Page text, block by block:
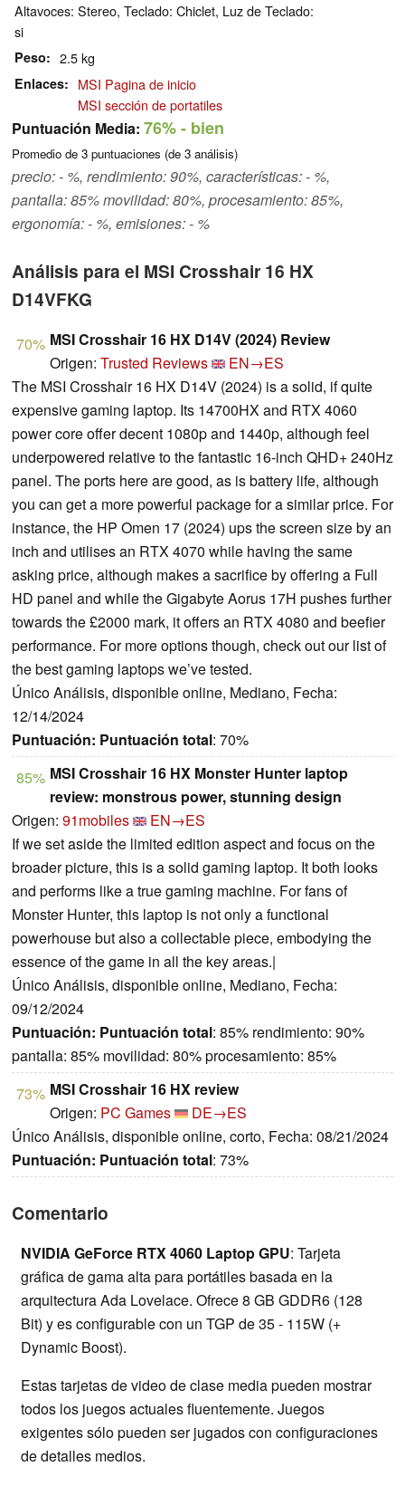
Altavoces: Stereo, Teclado: Chiclet, Luz de Teclado:
si
Peso 2.5 kg
Enlaces
MSI Pagina de inicio
MSI sección de portatiles
Puntuación Media: 76%- bien
Promedio de 3 puntuaciones (de 3 análisis)
precio: - %, rendimiento: 90%, características: - %,
pantalla: 85% movilidad: 80%, procesamiento: 85%,
ergonomía: - %, emisiones: - %
Análisis para el MSI Crosshair 16 HX
D14VFKG
70% MSI Crosshair 16 HX D14V (2024) Review
Origen: Trusted Reviews
EN→ES
The MSI Crosshair 16 HX D14V (2024) is a solid, if quite
expensive gaming laptop. Its 14700HX and RTX 4060
power core offer decent 1080p and 1440p, although feel
underpowered relative to the fantastic 16-inch QHD+ 240Hz
panel. The ports here are good, as is battery life, although
you can get a more powerful package for a similar price. For
instance, the HP Omen 17 (2024) ups the screen size by an
inch and utilises an RTX 4070 while having the same
asking price, although makes a sacrifice by offering a Full
HD panel and while the Gigabyte Aorus 17H pushes further
towards the £2000 mark, it offers an RTX 4080 and beefier
performance. For more options though, check out our list of
the best gaming laptops we’ve tested.
Único Análisis, disponible online, Mediano, Fecha:
12/14/2024
Puntuación: Puntuación total: 70%
85% MSI Crosshair 16 HX Monster Hunter laptop
review: monstrous power, stunning design
Origen: 91mobiles
EN→ES
If we set aside the limited edition aspect and focus on the
broader picture, this is a solid gaming laptop. It both looks
and performs like a true gaming machine. For fans of
Monster Hunter, this laptop is not only a functional
powerhouse but also a collectable piece, embodying the
essence of the game in all the key areas.|
Único Análisis, disponible online, Mediano, Fecha:
09/12/2024
Puntuación: Puntuación total: 85% rendimiento: 90%
pantalla: 85% movilidad: 80% procesamiento: 85%
73% MSI Crosshair 16 HX review
Origen: PC Games
DE→ES
Único Análisis, disponible online, corto, Fecha: 08/21/2024
Puntuación: Puntuación total: 73%
Comentario
NVIDIA GeForce RTX 4060 Laptop GPU: Tarjeta
gráfica de gama alta para portátiles basada en la
arquitectura Ada Lovelace. Ofrece 8 GB GDDR6 (128
Bit) y es configurable con un TGP de 35 - 115W (+
Dynamic Boost).
Estas tarjetas de video de clase media pueden mostrar
todos los juegos actuales fluentemente. Juegos
exigentes sólo pueden ser jugados con configuraciones
de detalles medios.